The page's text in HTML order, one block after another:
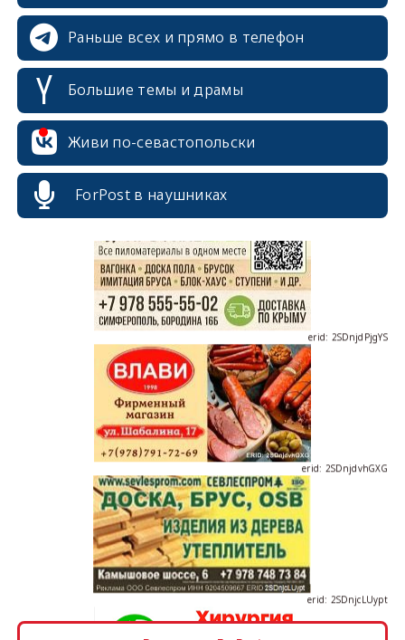
Раньше всех и прямо в телефон
Большие темы и драмы
Живи по-севастопольски
ForPost в наушниках
erid: 2SDnjdPjgYS
erid: 2SDnjdvhGXG